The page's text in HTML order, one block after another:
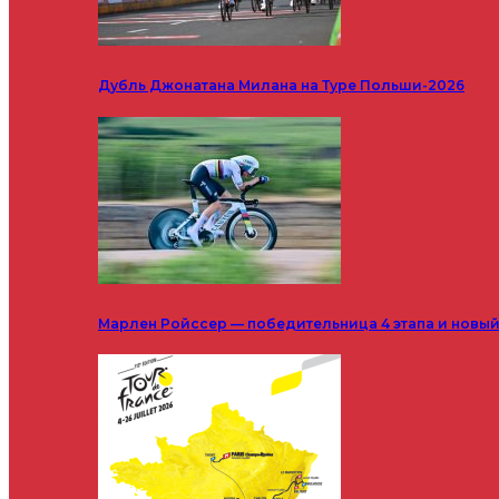
Дубль Джонатана Милана на Туре Польши-2026
Марлен Ройссер — победительница 4 этапа и